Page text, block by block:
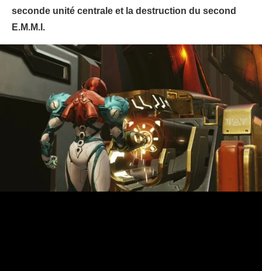
seconde unité centrale et la destruction du second
E.M.M.I.